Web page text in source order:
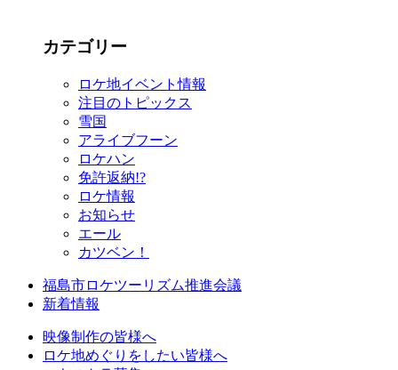
カテゴリー
ロケ地イベント情報
注目のトピックス
雪国
アライブフーン
ロケハン
免許返納!?
ロケ情報
お知らせ
エール
カツベン！
福島市ロケツーリズム推進会議
新着情報
映像制作の皆様へ
ロケ地めぐりをしたい皆様へ